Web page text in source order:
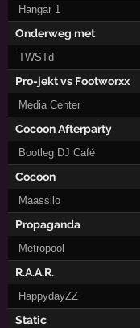
Hangar 1
Onderweg met
TWSTd
Pro-jekt vs Footworxx
Media Center
Cocoon Afterparty
Bootleg DJ Café
Cocoon
Maassilo
Propaganda
Metropool
R.A.A.R.
HappydayZZ
Static